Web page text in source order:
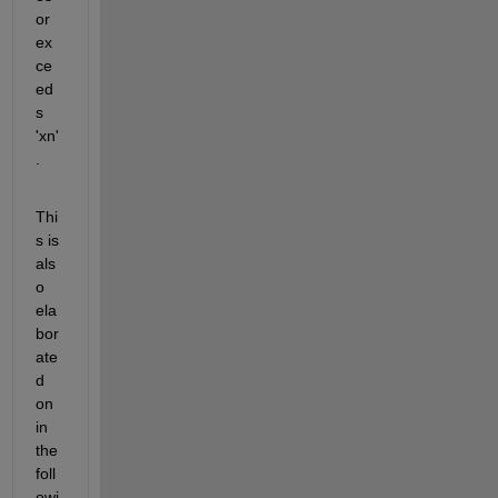
or
ex
ce
ed
s
'xn'
Thi
s is
als
o
ela
bor
ate
d
on
in
the
foll